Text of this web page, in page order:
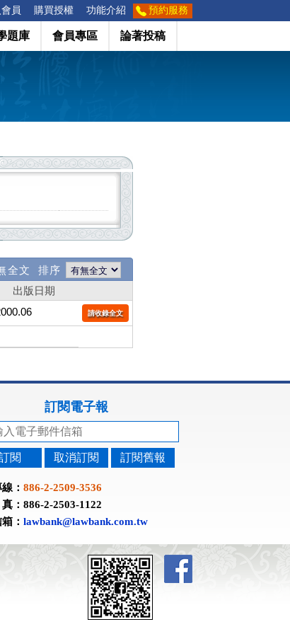
員 購買授權 功能介紹 預約服務
題庫 會員專區 論著投稿
全文 排序
出版日期
請收錄全文
訂閱電子報
閱 取消訂閱 訂閱舊報
： 886-2-2509-3536
886-2-2503-1122
： lawbank@lawbank.com.tw